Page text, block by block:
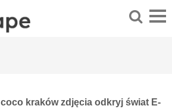
kraków zdjęcia odkryj świat E-